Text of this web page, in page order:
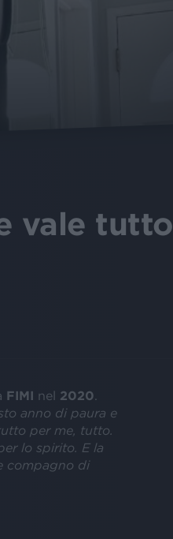
vale tutto
FIMI nel 2020
anno di paura e
per me, tutto.
lo spirito. E la
compagno di